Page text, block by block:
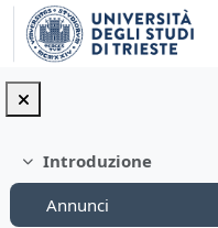
Vai al contenuto principale
Minimizza
Introduzione
Annunci